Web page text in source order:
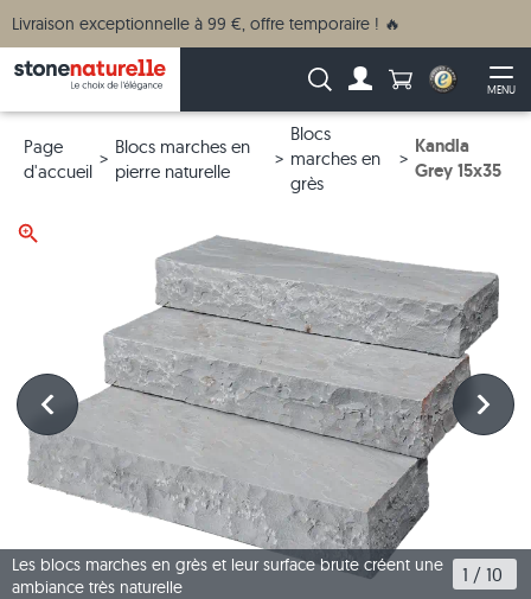
Livraison exceptionnelle à 99 €, offre temporaire ! 🔥
MENU
Recherche :Anzahl
Page
d'accueil
Blocs marches en
pierre naturelle
Blocs
marches en
grès
Kandla
Grey 15x35
Les blocs marches en grès et leur surface brute créent une
ambiance très naturelle
1 / 10